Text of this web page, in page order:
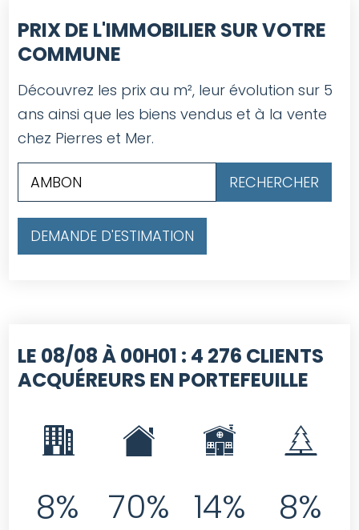
PRIX DE L'IMMOBILIER SUR VOTRE
COMMUNE
Découvrez les prix au m², leur évolution sur 5
ans ainsi que les biens vendus et à la vente
chez Pierres et Mer.
DEMANDE D'ESTIMATION
LE 08/08 À 00H01 : 4 276 CLIENTS
ACQUÉREURS EN PORTEFEUILLE
8% 70% 14% 8%